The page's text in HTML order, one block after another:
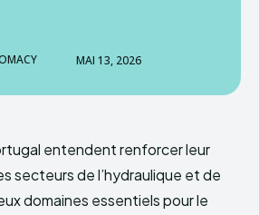
MAI 13, 2026
entendent renforcer leur
secteurs de l’hydraulique et de
domaines essentiels pour le